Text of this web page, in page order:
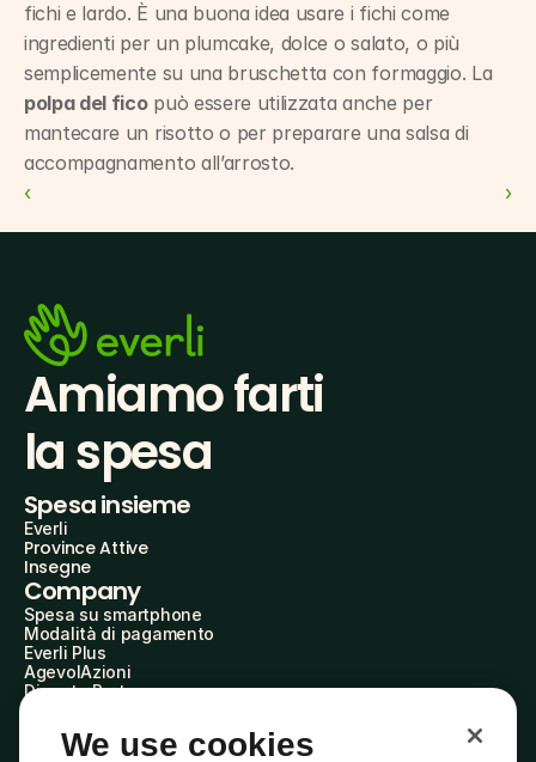
fichi e lardo. È una buona idea usare i fichi come
ingredienti per un plumcake, dolce o salato, o più
polpa del fico può essere utilizzata anche per
mantecare un risotto o per preparare una salsa di
accompagnamento all’arrosto.
‹
›
Amiamo farti
la spesa
Spesa insieme
Everli
Province Attive
Insegne
Company
Spesa su smartphone
Modalità di pagamento
Everli Plus
AgevolAzioni
Diventa Partner
Everli Shoppers
About Us
We use cookies